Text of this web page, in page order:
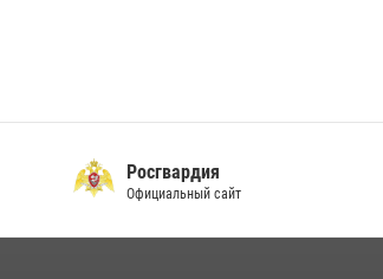
Росгвардия
Официальный сайт